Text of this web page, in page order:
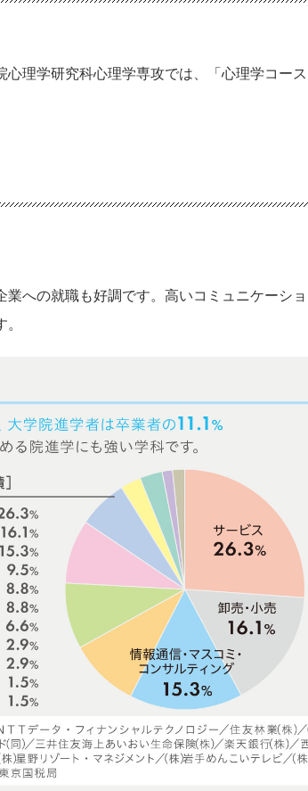
理学研究科心理学専攻では、「心理学コー
への就職も好調です。高いコミュニケーシ